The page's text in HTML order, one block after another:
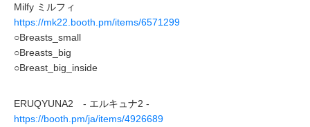
Milfy ミルフィ
https://mk22.booth.pm/items/6571299
○Breasts_small
○Breasts_big
○Breast_big_inside
ERUQYUNA2 - エルキュナ2 -
https://booth.pm/ja/items/4926689